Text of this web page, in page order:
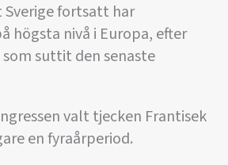
fortsatt har
högsta nivå i Europa, efter
suttit den senaste
valt tjecken Frantisek
en fyraårperiod.